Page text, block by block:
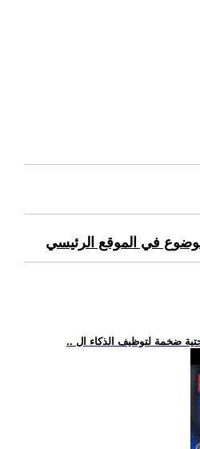
في الموقع الرئيسي
ضخمة لتوظيف الذكاء ال